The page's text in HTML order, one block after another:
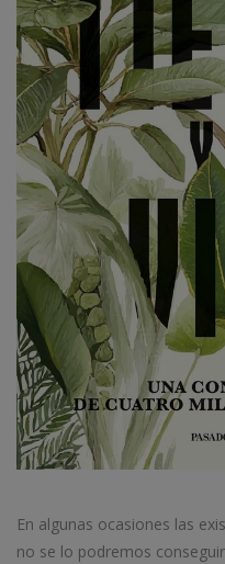
En algunas ocasiones las
no se lo podremos